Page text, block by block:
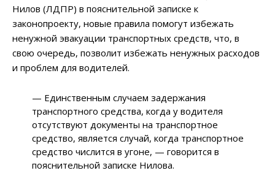
Нилов (ЛДПР) в пояснительной записке к
законопроекту, новые правила помогут избежать
ненужной эвакуации транспортных средств, что, в
свою очередь, позволит избежать ненужных расходов
и проблем для водителей.
— Единственным случаем задержания
транспортного средства, когда у водителя
отсутствуют документы на транспортное
средство, является случай, когда транспортное
средство числится в угоне, — говорится в
пояснительной записке Нилова.